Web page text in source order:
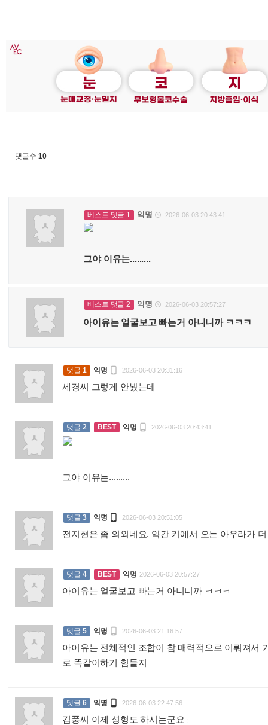
댓글수 10
베스트 댓글 1 익명  2026-06-03 20:43:41
그야 이유는.........
베스트 댓글 2 익명  2026-06-03 20:57:27
아이유는 얼굴보고 빠는거 아니니까 ㅋㅋㅋ
댓글 1 익명  2026-06-03 20:31:16
세경씨 그렇게 안봤는데
댓글 2 BEST 익명  2026-06-03 20:43:41
그야 이유는.........
댓글 3 익명  2026-06-03 20:51:05
전지현은 좀 의외네요. 약간 키에서 오는 아우라가
댓글 4 BEST 익명 2026-06-03 20:57:27
아이유는 얼굴보고 빠는거 아니니까 ㅋㅋㅋ
댓글 5 익명  2026-06-03 21:16:57
아이유는 전체적인 조합이 참 매력적으로 이뤄져서
로 똑같이하기 힘들지
댓글 6 익명  2026-06-03 22:47:56
김풍씨 이제 성형도 하시는군요